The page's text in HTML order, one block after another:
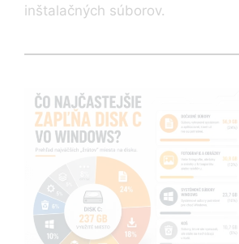
inštalačných súborov.